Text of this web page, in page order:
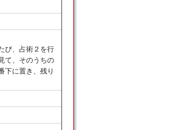
び、占術２を行
て、そのうちの
下に置き、残り